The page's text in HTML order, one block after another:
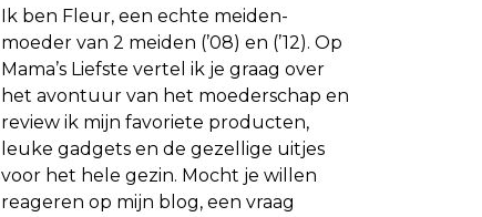
Ik ben Fleur, een echte meiden-
moeder van 2 meiden (’08) en (’12). Op
Mama’s Liefste vertel ik je graag over
het avontuur van het moederschap en
review ik mijn favoriete producten,
leuke gadgets en de gezellige uitjes
voor het hele gezin. Mocht je willen
reageren op mijn blog, een vraag